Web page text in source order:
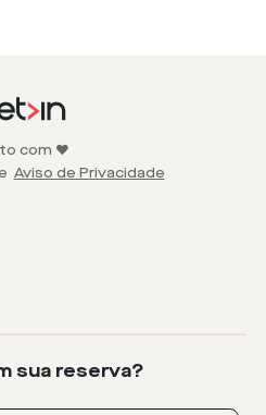
com ❤️
Aviso de Privacidade
sua reserva?